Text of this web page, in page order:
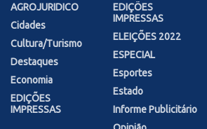
AGROJURIDICO
Cidades
Cultura/Turismo
Destaques
Economia
EDIÇÕES
IMPRESSAS
EDIÇÕES
IMPRESSAS
ELEIÇÕES 2022
ESPECIAL
Esportes
Estado
Informe Publicitário